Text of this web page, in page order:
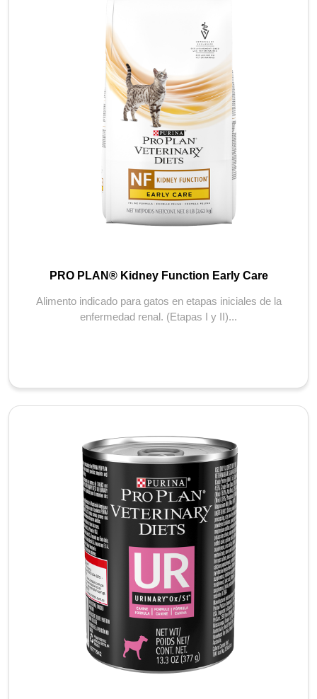
PRO PLAN® Kidney Function Early Care
Alimento indicado para gatos en etapas iniciales de la
enfermedad renal. (Etapas I y II)...